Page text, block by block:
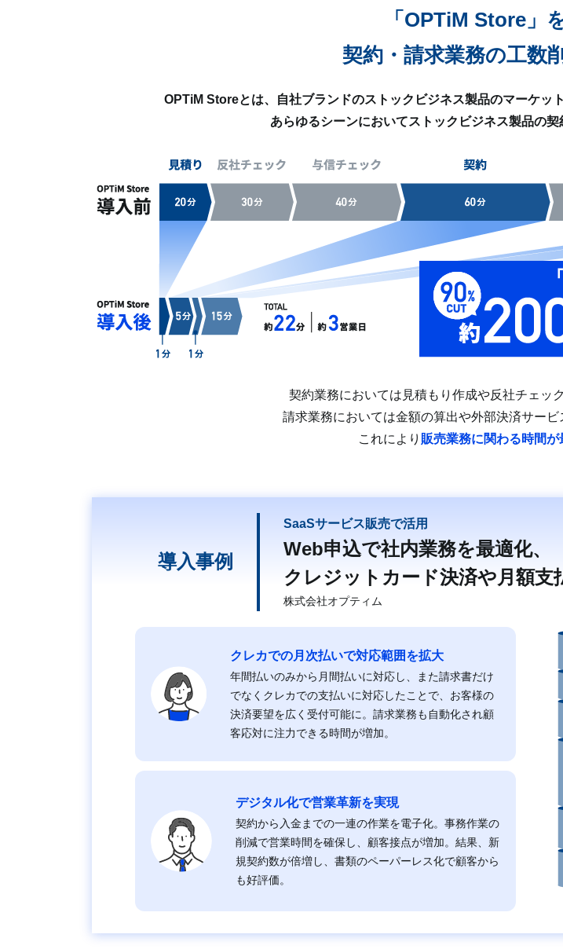
「OPTiM Store」
契約・請求業務の工数
OPTiM Storeとは、自社ブランドのストックビジネス製品のマーケッ
あらゆるシーンにおいてストックビジネス製品の
契約業務においては見積もり作成や反社チェッ
請求業務においては金額の算出や外部決済サービ
これにより 販売業務に関わる時間
導入事例
SaaSサービス販売で活用
Web申込で社内業務を最適化、
クレジットカード決済や月額
株式会社オプティム
クレカでの月次払いで対応範囲を拡大
年間払いのみから月間払いに対応し、また請求書だけ
でなくクレカでの支払いに対応したことで、お客様の
決済要望を広く受付可能に。請求業務も自動化され顧
客応対に注力できる時間が増加。
デジタル化で営業革新を実現
契約から入金までの一連の作業を電子化。事務作業の
削減で営業時間を確保し、顧客接点が増加。結果、新
規契約数が倍増し、書類のペーパーレス化で顧客から
も好評価。